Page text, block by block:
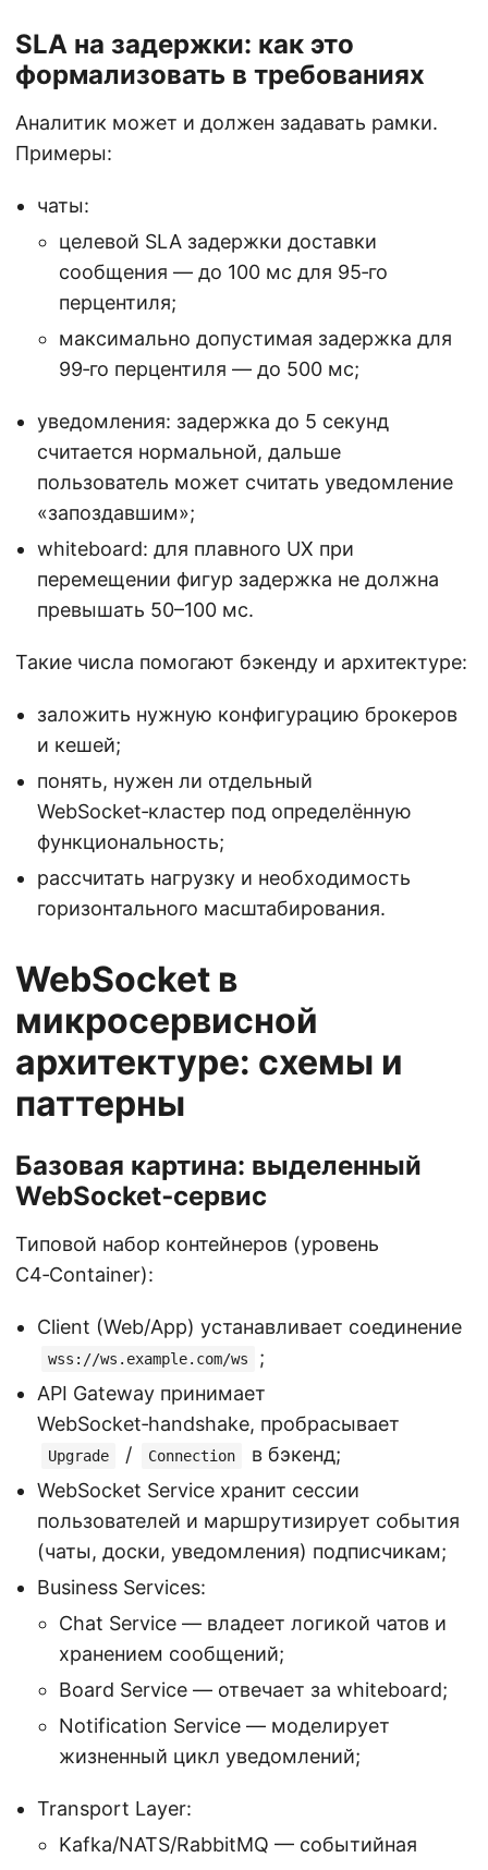
SLA на задержки: как это
формализовать в требованиях
Аналитик может и должен задавать рамки.
Примеры:
чаты:
целевой SLA задержки доставки
сообщения — до 100 мс для 95‑го
перцентиля;
максимально допустимая задержка для
99‑го перцентиля — до 500 мс;
уведомления: задержка до 5 секунд
считается нормальной, дальше
пользователь может считать уведомление
«запоздавшим»;
whiteboard: для плавного UX при
перемещении фигур задержка не должна
превышать 50–100 мс.
Такие числа помогают бэкенду и архитектуре:
заложить нужную конфигурацию брокеров
и кешей;
понять, нужен ли отдельный
WebSocket‑кластер под определённую
функциональность;
рассчитать нагрузку и необходимость
горизонтального масштабирования.
WebSocket в
микросервисной
архитектуре: схемы и
паттерны
Базовая картина: выделенный
WebSocket‑сервис
Типовой набор контейнеров (уровень
C4‑Container):
Client (Web/App) устанавливает соединение
wss://ws.example.com/ws
;
API Gateway принимает
WebSocket‑handshake, пробрасывает
Upgrade / Connection
в бэкенд;
WebSocket Service хранит сессии
пользователей и маршрутизирует события
(чаты, доски, уведомления) подписчикам;
Business Services:
Chat Service — владеет логикой чатов и
хранением сообщений;
Board Service — отвечает за whiteboard;
Notification Service — моделирует
жизненный цикл уведомлений;
Transport Layer:
Kafka/NATS/RabbitMQ — событийная